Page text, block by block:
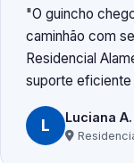
O guincho
caminhão com
Residencial
suporte
L Luciana A.